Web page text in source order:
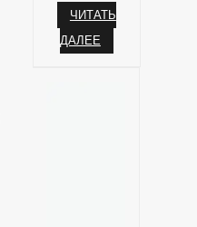
ЧИТАТЬ
ДАЛЕЕ